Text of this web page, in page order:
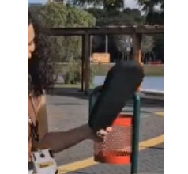
crianças.
Estimula
a
concentração,
planejamento
e
capacidade
de
tomar
decisões.
de
estimular
criatividade
imaginação